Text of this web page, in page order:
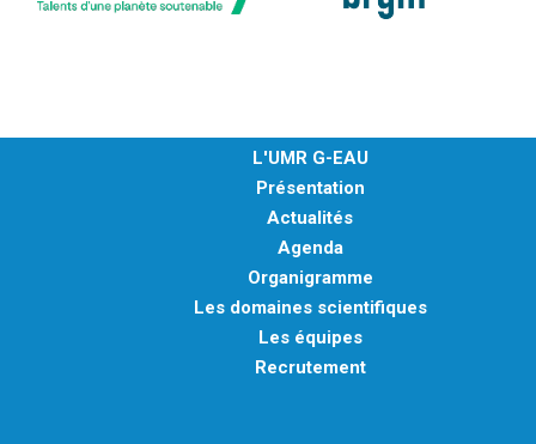
L'UMR G-EAU
Présentation
Actualités
Agenda
Organigramme
Les domaines scientifiques
Les équipes
Recrutement